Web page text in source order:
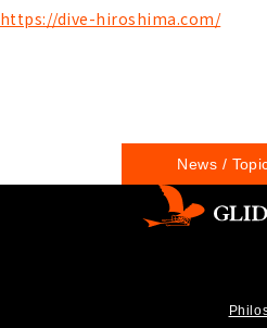
https://dive-hiroshima.com/
News /